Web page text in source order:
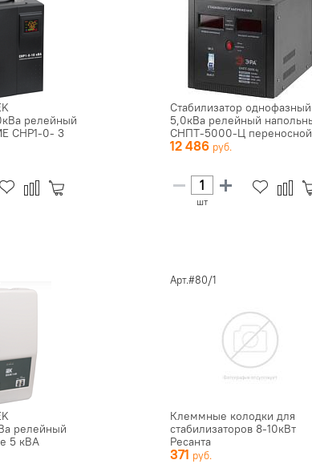
релейный
СНР1-0- 3
Стабилизатор однофазный
5,0кВа релейный
СНПТ-5000-Ц
ц...
12 486
шт
релейный
5 кВА
Арт.#80/1
Клеммные колодки для
стабилизаторов 8-10кВт
Ресанта
371